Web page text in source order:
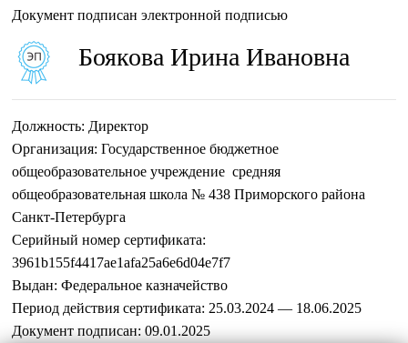
Документ подписан электронной подписью
Боякова Ирина Ивановна
Должность: Директор
Организация: Государственное бюджетное
общеобразовательное учреждение средняя
общеобразовательная школа № 438 Приморского района
Санкт-Петербурга
Серийный номер сертификата:
3961b155f4417ae1afa25a6e6d04e7f7
Выдан: Федеральное казначейство
Период действия сертификата: 25.03.2024 — 18.06.2025
Документ подписан: 09.01.2025